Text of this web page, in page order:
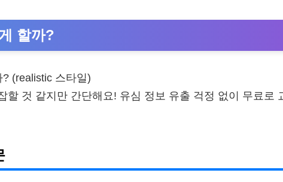
할까?
할 것 같지만 간단해요! 유심 정보 유출 걱정 없이 무료로